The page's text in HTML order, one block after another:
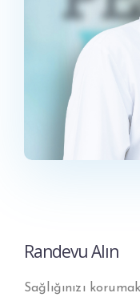
Randevu Alın
Sağlığınızı